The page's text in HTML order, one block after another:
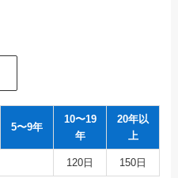
5〜9年
10〜19
年
20年以
上
120日 150日